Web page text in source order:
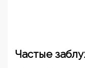
Частые